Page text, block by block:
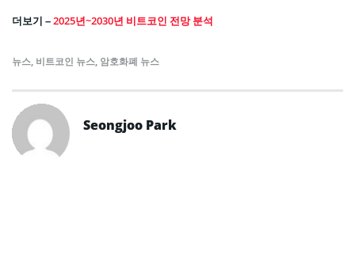
더보기 –2025년~2030년 비트코인 전망 분석
뉴스, 비트코인 뉴스, 암호화폐 뉴스
Seongjoo Park